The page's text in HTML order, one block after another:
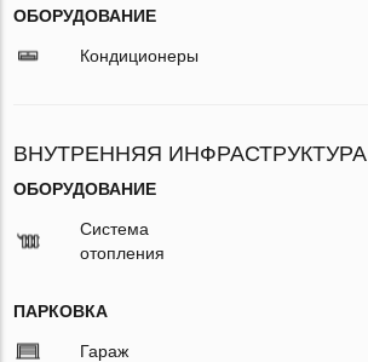
ОБОРУДОВАНИЕ
Кондиционеры
ВНУТРЕННЯЯ ИНФРАСТРУКТУРА
ОБОРУДОВАНИЕ
Система
отопления
ПАРКОВКА
Гараж